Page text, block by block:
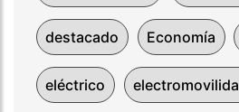
destacado Economía
eléctrico